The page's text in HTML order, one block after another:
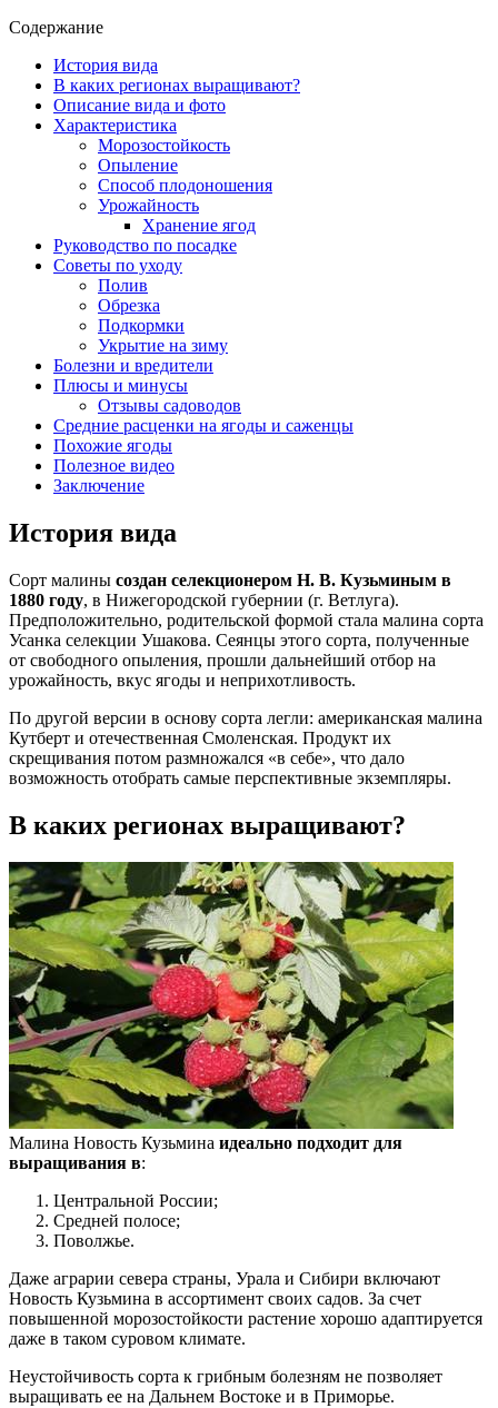
Содержание
История вида
В каких регионах выращивают?
Описание вида и фото
Характеристика
Морозостойкость
Опыление
Способ плодоношения
Урожайность
Хранение ягод
Руководство по посадке
Советы по уходу
Полив
Обрезка
Подкормки
Укрытие на зиму
Болезни и вредители
Плюсы и минусы
Отзывы садоводов
Средние расценки на ягоды и саженцы
Похожие ягоды
Полезное видео
Заключение
История вида
Сорт малины создан селекционером Н. В. Кузьминым в
1880 году, в Нижегородской губернии (г. Ветлуга).
Предположительно, родительской формой стала малина сорта
Усанка селекции Ушакова. Сеянцы этого сорта, полученные
от свободного опыления, прошли дальнейший отбор на
урожайность, вкус ягоды и неприхотливость.
По другой версии в основу сорта легли: американская малина
Кутберт и отечественная Смоленская. Продукт их
скрещивания потом размножался «в себе», что дало
возможность отобрать самые перспективные экземпляры.
В каких регионах выращивают?
Малина Новость Кузьмина идеально подходит для
выращивания в:
Центральной России;
Средней полосе;
Поволжье.
Даже аграрии севера страны, Урала и Сибири включают
Новость Кузьмина в ассортимент своих садов. За счет
повышенной морозостойкости растение хорошо адаптируется
даже в таком суровом климате.
Неустойчивость сорта к грибным болезням не позволяет
выращивать ее на Дальнем Востоке и в Приморье.